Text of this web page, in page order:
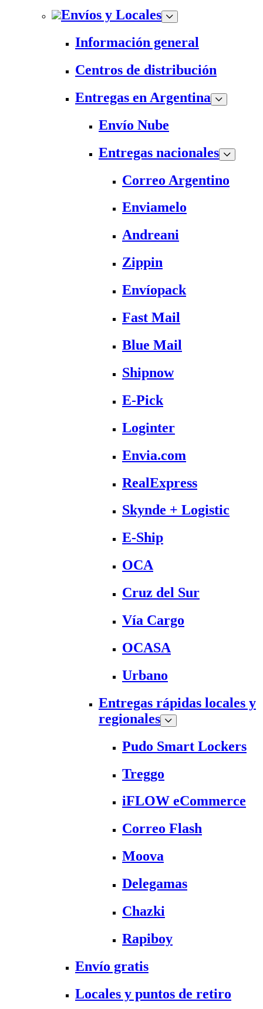
Envíos y Locales
Información general
Centros de distribución
Entregas en Argentina
Envío Nube
Entregas nacionales
Correo Argentino
Enviamelo
Andreani
Zippin
Envíopack
Fast Mail
Blue Mail
Shipnow
E-Pick
Loginter
Envia.com
RealExpress
Skynde + Logistic
E-Ship
OCA
Cruz del Sur
Vía Cargo
OCASA
Urbano
Entregas rápidas locales y
regionales
Pudo Smart Lockers
Treggo
iFLOW eCommerce
Correo Flash
Moova
Delegamas
Chazki
Rapiboy
Envío gratis
Locales y puntos de retiro